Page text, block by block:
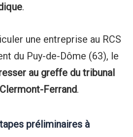
.
une entreprise au RCS
du Puy-de-Dôme (63), le
au greffe du tribunal
Ferrand.
préliminaires à